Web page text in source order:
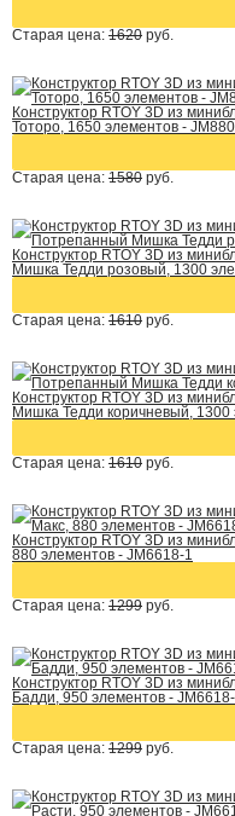
Старая цена: 1620 руб.
Конструктор RTOY 3D из
Тоторо, 1650 элементов -
Старая цена: 1580 руб.
Конструктор RTOY 3D из
Мишка Тедди розовый, 1300
Старая цена: 1610 руб.
Конструктор RTOY 3D из
Мишка Тедди коричневый, 1300
Старая цена: 1610 руб.
Конструктор RTOY 3D из
880 элементов - JM6618-1
Старая цена: 1299 руб.
Конструктор RTOY 3D из
Бадди, 950 элементов -
Старая цена: 1299 руб.